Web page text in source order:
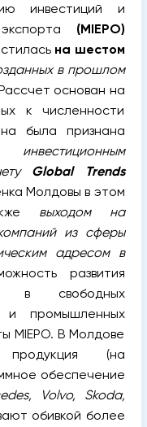
инвестиций и
(MIEPO)
на шестом
в прошлом
основан на
к численности
была признана
Global Trends
Молдовы в этом
выходом на
из сферы
адресом в
развития
в свободных
и промышленных
MIEPO. В Молдове
продукция (на
обеспечение
Volvo, Skoda,
обивкой более